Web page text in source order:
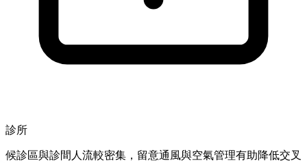
診所
候診區與診間人流較密集，留意通風與空氣管理有助降低交叉